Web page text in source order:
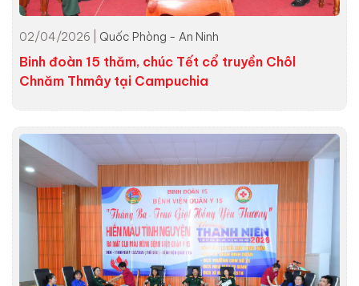
02/04/2026 | Quốc Phòng - An Ninh
Binh đoàn 15 thăm, chúc Tết cổ truyền Chôl
Chnăm Thmây tại Campuchia